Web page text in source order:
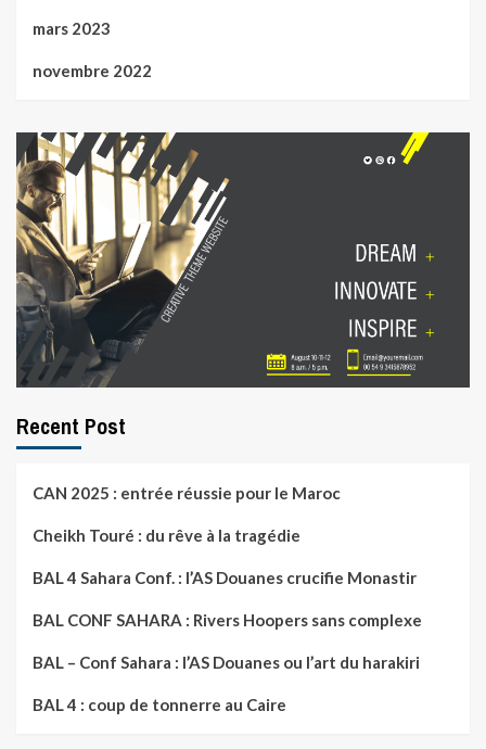
mars 2023
novembre 2022
Recent Post
CAN 2025 : entrée réussie pour le Maroc
Cheikh Touré : du rêve à la tragédie
BAL 4 Sahara Conf. : l’AS Douanes crucifie Monastir
BAL CONF SAHARA : Rivers Hoopers sans complexe
BAL – Conf Sahara : l’AS Douanes ou l’art du harakiri
BAL 4 : coup de tonnerre au Caire